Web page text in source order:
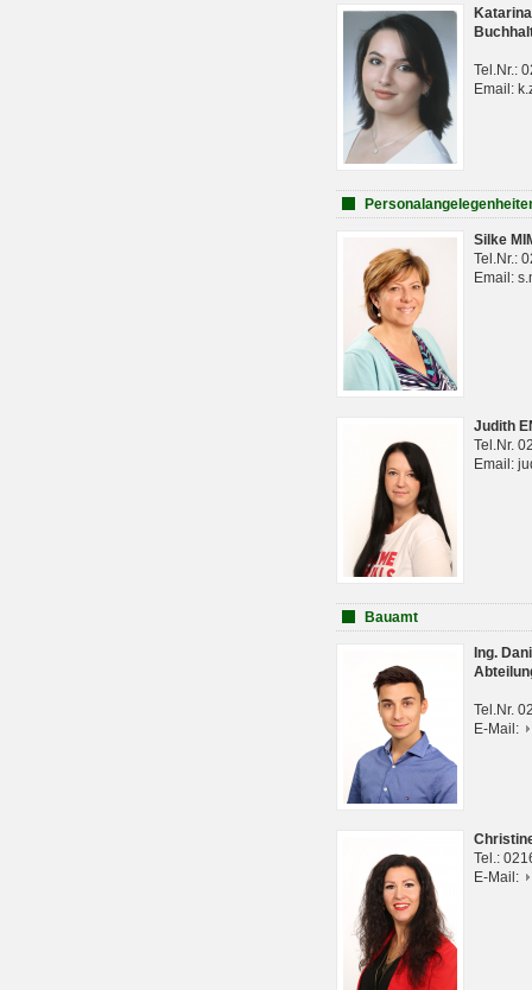
Tel.Nr.:
Email:
Silke
Tel.Nr.:
Email:
Judith
Tel.Nr.
Email:
Bauamt
Ing.
Tel.Nr.
E-Mail:
Tel.:
E-Mail: